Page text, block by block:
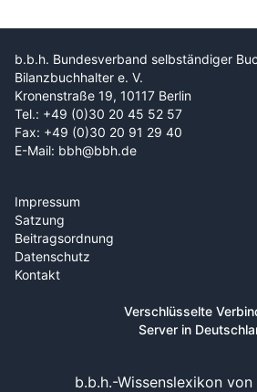
b.b.h. Bundesverband selbständiger
Bilanzbuchhalter e. V.
Kronenstraße 19, 10117 Berlin
Tel.: +49 (0)30 20 45 52 57
Fax: +49 (0)30 20 91 29 40
E-Mail: bbh@bbh.de
Impressum
Satzung
Beitragsordnung
Datenschutz
Kontakt
Verschlüsselte
Server in
b.b.h.-Wissenslexikon von